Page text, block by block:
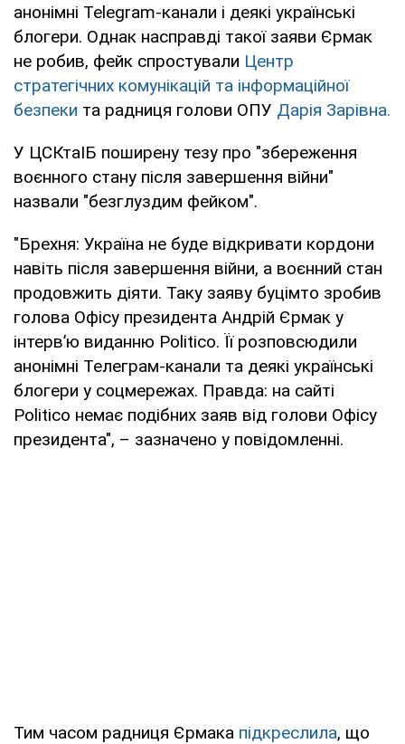
анонімні Telegram-канали і деякі українські
блогери. Однак насправді такої заяви Єрмак
не робив, фейк спростували Центр
стратегічних комунікацій та інформаційної
безпеки та радниця голови ОПУ Дарія Зарівна.
У ЦСКтаІБ поширену тезу про "збереження
воєнного стану після завершення війни"
назвали "безглуздим фейком".
"Брехня: Україна не буде відкривати кордони
навіть після завершення війни, а воєнний стан
продовжить діяти. Таку заяву буцімто зробив
голова Офісу президента Андрій Єрмак у
інтерв’ю виданню Politico. Її розповсюдили
анонімні Телеграм-канали та деякі українські
блогери у соцмережах. Правда: на сайті
Politico немає подібних заяв від голови Офісу
президента", – зазначено у повідомленні.
Тим часом радниця Єрмака підкреслила, що